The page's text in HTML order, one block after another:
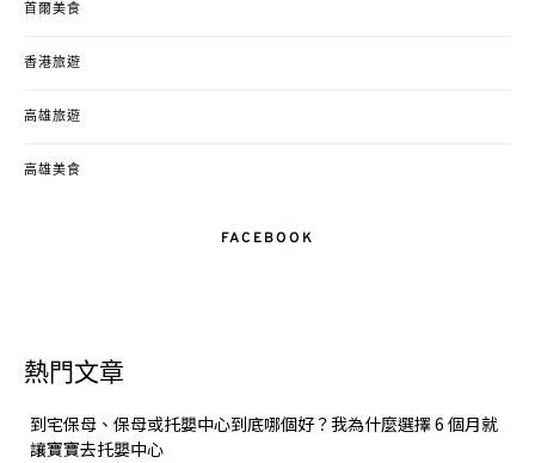
首爾美食
香港旅遊
高雄旅遊
高雄美食
FACEBOOK
熱門文章
到宅保母、保母或托嬰中心到底哪個好？我為什麼選擇 6 個月就
讓寶寶去托嬰中心